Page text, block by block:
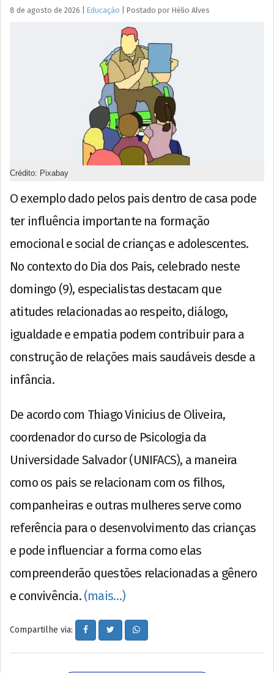
8 de agosto de 2026 Educação Postado por Hélio Alves
Crédito: Pixabay
O exemplo dado pelos pais dentro de casa pode
ter influência importante na formação
emocional e social de crianças e adolescentes.
No contexto do Dia dos Pais, celebrado neste
domingo (9), especialistas destacam que
atitudes relacionadas ao respeito, diálogo,
igualdade e empatia podem contribuir para a
construção de relações mais saudáveis desde a
infância.
De acordo com Thiago Vinicius de Oliveira,
coordenador do curso de Psicologia da
Universidade Salvador (UNIFACS), a maneira
como os pais se relacionam com os filhos,
companheiras e outras mulheres serve como
referência para o desenvolvimento das crianças
e pode influenciar a forma como elas
compreenderão questões relacionadas a gênero
e convivência. (mais…)
Compartilhe via: